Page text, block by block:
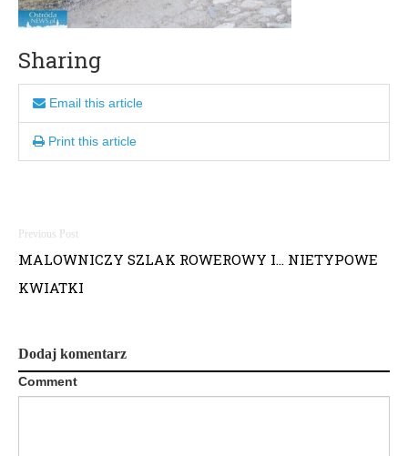
Sharing
Email this article
Print this article
Nawigacja
wpisu
MALOWNICZY SZLAK ROWEROWY I… NIETYPOWE
KWIATKI
Dodaj komentarz
Comment